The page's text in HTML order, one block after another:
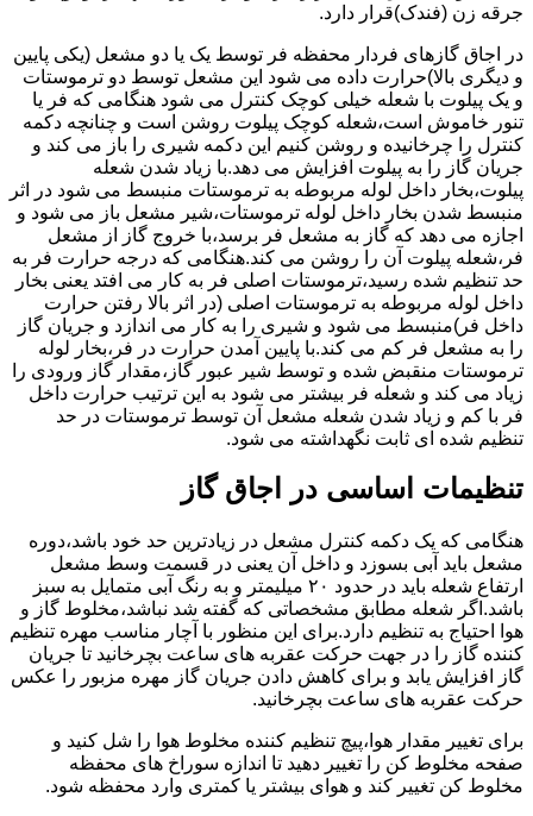
جرقه زن (فندک)قرار دارد.
در اجاق گازهای فردار محفظه فر توسط یک یا دو مشعل (یکی پایین
و دیگری بالا)حرارت داده می شود این مشعل توسط دو ترموستات
و یک پیلوت با شعله خیلی کوچک کنترل می شود هنگامی که فر یا
تنور خاموش است،شعله کوچک پیلوت روشن است و چنانچه دکمه
کنترل را چرخانیده و روشن کنیم این دکمه شیری را باز می کند و
جریان گاز را به پیلوت افزایش می دهد.با زیاد شدن شعله
پیلوت،بخار داخل لوله مربوطه به ترموستات منبسط می شود در اثر
منبسط شدن بخار داخل لوله ترموستات،شیر مشعل باز می شود و
اجازه می دهد که گاز به مشعل فر برسد،با خروج گاز از مشعل
فر،شعله پیلوت آن را روشن می کند.هنگامی که درجه حرارت فر به
حد تنظیم شده رسید،ترموستات اصلی فر به کار می افتد یعنی بخار
داخل لوله مربوطه به ترموستات اصلی (در اثر بالا رفتن حرارت
داخل فر)منبسط می شود و شیری را به کار می اندازد و جریان گاز
را به مشعل فر کم می کند.با پایین آمدن حرارت در فر،بخار لوله
ترموستات منقبض شده و توسط شیر عبور گاز،مقدار گاز ورودی را
زیاد می کند و شعله فر بیشتر می شود به این ترتیب حرارت داخل
فر با کم و زیاد شدن شعله مشعل آن توسط ترموستات در حد
تنظیم شده ای ثابت نگهداشته می شود.
تنظیمات اساسی در اجاق گاز
هنگامی که یک دکمه کنترل مشعل در زیادترین حد خود باشد،دوره
مشعل باید آبی بسوزد و داخل آن یعنی در قسمت وسط مشعل
ارتفاع شعله باید در حدود ۲۰ میلیمتر و به رنگ آبی متمایل به سبز
باشد.اگر شعله مطابق مشخصاتی که گفته شد نباشد،مخلوط گاز و
هوا احتیاج به تنظیم دارد.برای این منظور با آچار مناسب مهره تنظیم
کننده گاز را در جهت حرکت عقربه های ساعت بچرخانید تا جریان
گاز افزایش یابد و برای کاهش دادن جریان گاز مهره مزبور را عکس
حرکت عقربه های ساعت بچرخانید.
برای تغییر مقدار هوا،پیچ تنظیم کننده مخلوط هوا را شل کنید و
صفحه مخلوط کن را تغییر دهید تا اندازه سوراخ های محفظه
مخلوط کن تغییر کند و هوای بیشتر یا کمتری وارد محفظه شود.